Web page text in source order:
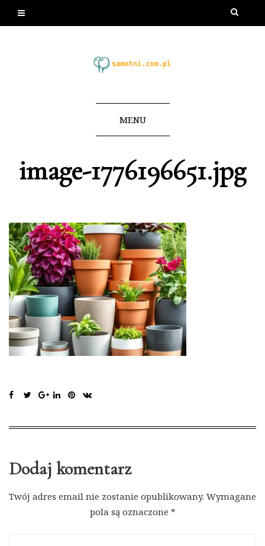
MENU
image-1776196651.jpg
Dodaj komentarz
Twój adres email nie zostanie opublikowany. Wymagane
pola są oznaczone *